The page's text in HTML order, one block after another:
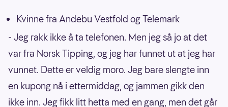
Kvinne fra Andebu Vestfold og Telemark
- Jeg rakk ikke å ta telefonen. Men jeg så jo at det
var fra Norsk Tipping, og jeg har funnet ut at jeg har
vunnet. Dette er veldig moro. Jeg bare slengte inn
en kupong nå i ettermiddag, og jammen gikk den
ikke inn. Jeg fikk litt hetta med en gang, men det går